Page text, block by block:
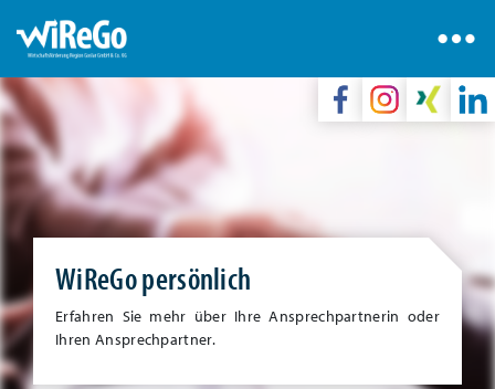
WiReGo persönlich
Erfahren Sie mehr über Ihre Ansprechpartnerin oder
Ihren Ansprechpartner.